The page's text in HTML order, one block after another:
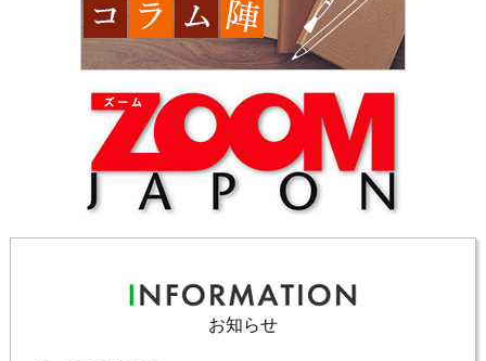
お知らせ